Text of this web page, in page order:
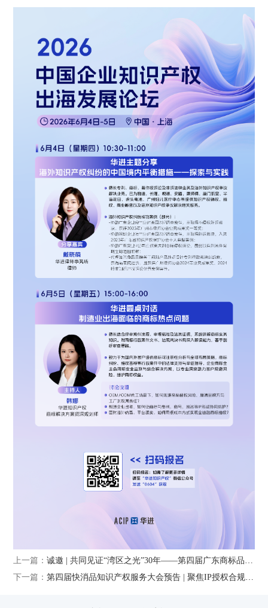
上一篇：诚邀 | 共同见证“湾区之光”30年——第四届广东商标品牌年会开幕在即
下一篇：第四届快消品知识产权服务大会预告 | 聚焦IP授权合规，深度拆解快消品跨界风险